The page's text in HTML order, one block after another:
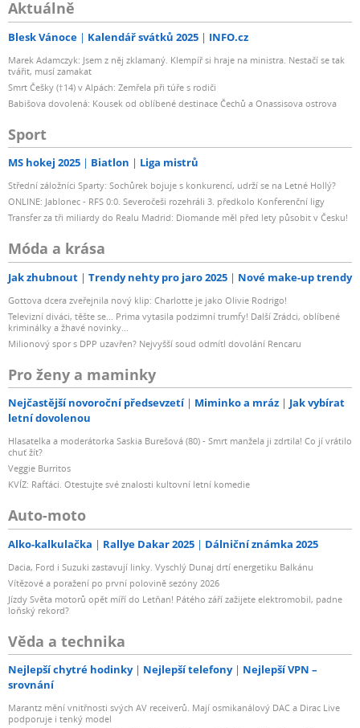
Aktuálně
Blesk Vánoce Kalendář svátků 2025 INFO.cz
Marek Adamczyk: Jsem z něj zklamaný. Klempíř si hraje na ministra. Nestačí se tak
tvářit, musí zamakat
Smrt Češky (†14) v Alpách: Zemřela při túře s rodiči
Babišova dovolená: Kousek od oblíbené destinace Čechů a Onassisova ostrova
Sport
MS hokej 2025 Biatlon Liga mistrů
Střední záložníci Sparty: Sochůrek bojuje s konkurencí, udrží se na Letné Hollý?
ONLINE: Jablonec - RFS 0:0. Severočeši rozehráli 3. předkolo Konferenční ligy
Transfer za tři miliardy do Realu Madrid: Diomande měl před lety působit v Česku!
Móda a krása
Jak zhubnout Trendy nehty pro jaro 2025 Nové make-up trendy
Gottova dcera zveřejnila nový klip: Charlotte je jako Olivie Rodrigo!
Televizní diváci, těšte se... Prima vytasila podzimní trumfy! Další Zrádci, oblíbené
kriminálky a žhavé novinky...
Milionový spor s DPP uzavřen? Nejvyšší soud odmítl dovolání Rencaru
Pro ženy a maminky
Nejčastější novoroční předsevzetí Miminko a mráz
Jak vybírat
letní dovolenou
Hlasatelka a moderátorka Saskia Burešová (80) - Smrt manžela ji zdrtila! Co jí vrátilo
chuť žít?
Veggie Burritos
KVÍZ: Rafťáci. Otestujte své znalosti kultovní letní komedie
Auto-moto
Alko-kalkulačka Rallye Dakar 2025 Dálniční známka 2025
Dacia, Ford i Suzuki zastavují linky. Vyschlý Dunaj drtí energetiku Balkánu
Vítězové a poražení po první polovině sezóny 2026
Jízdy Světa motorů opět míří do Letňan! Pátého září zažijete elektromobil, padne
loňský rekord?
Věda a technika
Nejlepší chytré hodinky Nejlepší telefony
Nejlepší VPN –
srovnání
Marantz mění vnitřnosti svých AV receiverů. Mají osmikanálový DAC a Dirac Live
podporuje i tenký model